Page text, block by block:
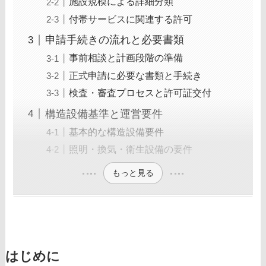
付帯サービスに関連する許可
申請手続きの流れと必要書類
事前相談と計画段階の準備
正式申請に必要な書類と手続き
検査・審査プロセスと許可証交付
構造設備基準と運営要件
基本的な構造設備要件
照明・換気・衛生設備の要件
もっと見る
はじめに